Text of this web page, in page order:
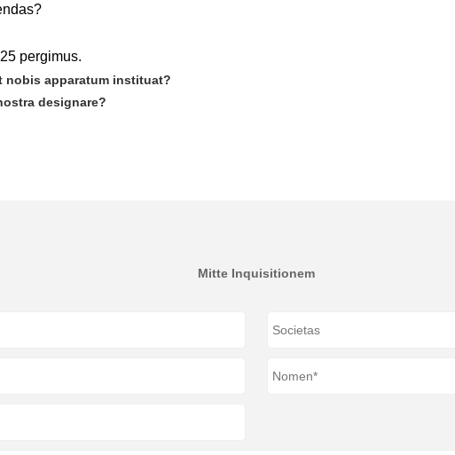
pergimus.
nobis apparatum instituat?
designare?
Mitte Inquisitionem